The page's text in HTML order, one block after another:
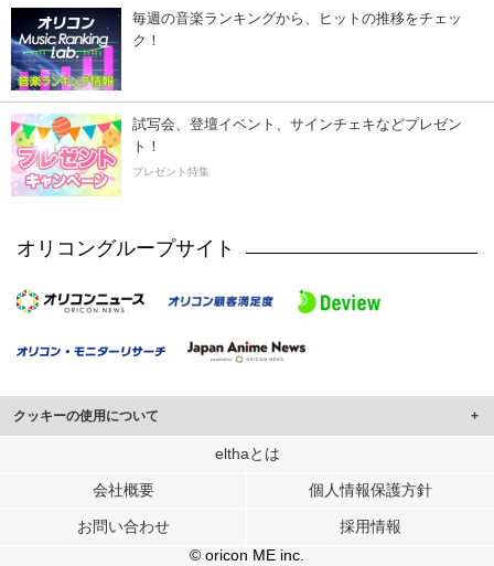
毎週の音楽ランキングから、ヒットの推移をチェッ
ク！
試写会、登壇イベント、サインチェキなどプレゼン
ト！
プレゼント特集
オリコングループサイト
クッキーの使用について
このサイトでは Cookie を使用して、ユーザーに合わせたコンテンツや広告の
行っています。
メディアや広告配信、データ解析の各パートナーに提供しています。
各パートナーは、この情報とユーザーが各パートナーに提供した他の情報や、
elthaとは
会社概要 個人情報保護方針
お問い合わせ
採用情報
© oricon ME inc.